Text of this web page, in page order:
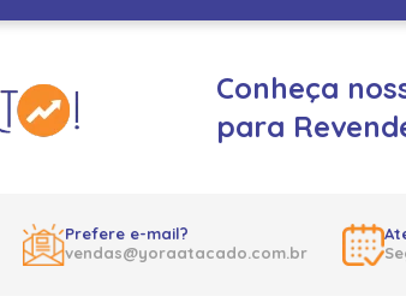
Conheça
para
Prefere e-mail?
vendas@yoraatacado.com.br